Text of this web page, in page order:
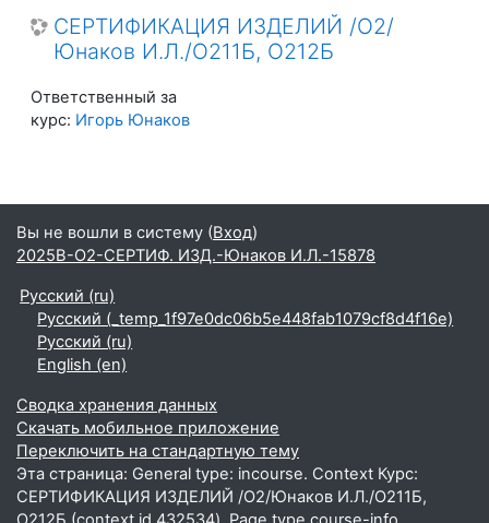
СЕРТИФИКАЦИЯ ИЗДЕЛИЙ /О2/
Юнаков И.Л./О211Б, О212Б
Ответственный за
курс: Игорь Юнаков
Вы не вошли в систему (Вход)
2025В-О2-СЕРТИФ. ИЗД.-Юнаков И.Л.-15878
Русский ‎(ru)‎
Русский ‎(_temp_1f97e0dc06b5e448fab1079cf8d4f16e)‎
Русский ‎(ru)‎
English ‎(en)‎
Сводка хранения данных
Скачать мобильное приложение
Переключить на стандартную тему
Эта страница: General type: incourse. Context Курс:
СЕРТИФИКАЦИЯ ИЗДЕЛИЙ /О2/Юнаков И.Л./О211Б,